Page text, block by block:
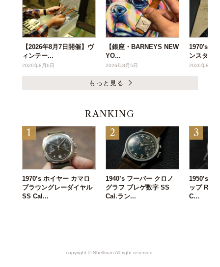
【2026年8月7日開催】ヴ
ィンテー...
2026年8月6日
【銀座・BARNEYS NEW
YO...
2026年8月5日
1970's ヴ
ンスタ...
2026年8月3
もっと見る
RANKING
1970’s ホイヤー カマロ
ブラウングレーダイヤル
SS Cal...
1940’s フーバー クロノ
グラフ ブレゲ数字 SS
Cal.ラン...
1950’s パ
ップ
C...
copyright ©︎ Shellman All right reserved.